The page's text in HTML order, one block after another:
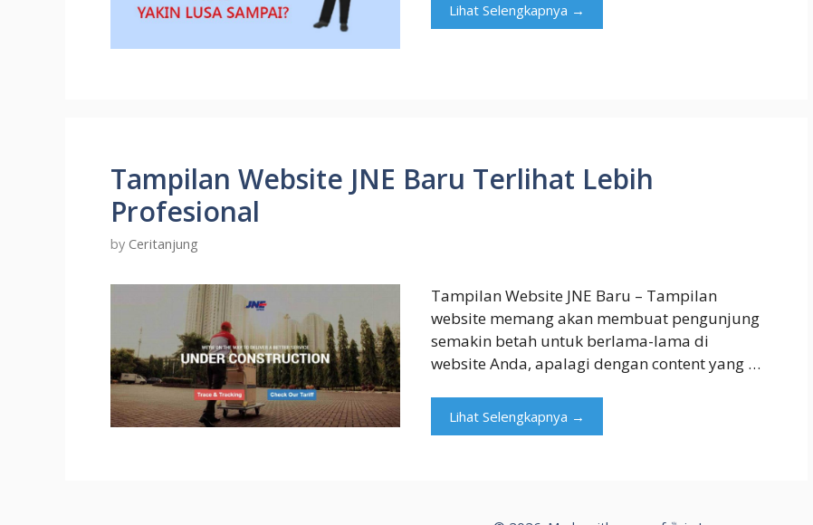
Lihat Selengkapnya →
Tampilan Website JNE Baru Terlihat Lebih
Profesional
by Ceritanjung
Tampilan Website JNE Baru – Tampilan
website memang akan membuat pengunjung
semakin betah untuk berlama-lama di
website Anda, apalagi dengan content yang …
Lihat Selengkapnya →